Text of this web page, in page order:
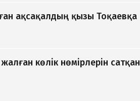
ақсақалдың қызы Тоқаевқа
көлік нөмірлерін сатқан